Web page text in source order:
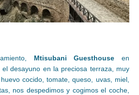
Mtisubani Guesthouse en
el desayuno en la preciosa terraza, muy
cocido, tomate, queso, uvas, miel,
nos despedimos y cogimos el coche,